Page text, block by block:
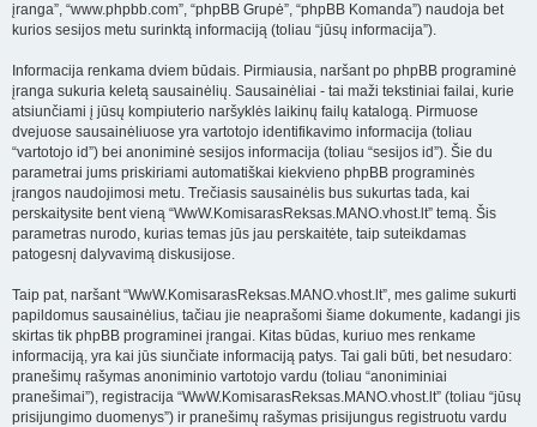
įranga”, “www.phpbb.com”, “phpBB Grupė”, “phpBB Komanda”) naudoja bet
kurios sesijos metu surinktą informaciją (toliau “jūsų informacija”).
Informacija renkama dviem būdais. Pirmiausia, naršant po phpBB programinė
įranga sukuria keletą sausainėlių. Sausainėliai - tai maži tekstiniai failai, kurie
atsiunčiami į jūsų kompiuterio naršyklės laikinų failų katalogą. Pirmuose
dvejuose sausainėliuose yra vartotojo identifikavimo informacija (toliau
“vartotojo id”) bei anoniminė sesijos informacija (toliau “sesijos id”). Šie du
parametrai jums priskiriami automatiškai kiekvieno phpBB programinės
įrangos naudojimosi metu. Trečiasis sausainėlis bus sukurtas tada, kai
perskaitysite bent vieną “WwW.KomisarasReksas.MANO.vhost.lt” temą. Šis
parametras nurodo, kurias temas jūs jau perskaitėte, taip suteikdamas
patogesnį dalyvavimą diskusijose.
Taip pat, naršant “WwW.KomisarasReksas.MANO.vhost.lt”, mes galime sukurti
papildomus sausainėlius, tačiau jie neaprašomi šiame dokumente, kadangi jis
skirtas tik phpBB programinei įrangai. Kitas būdas, kuriuo mes renkame
informaciją, yra kai jūs siunčiate informaciją patys. Tai gali būti, bet nesudaro:
pranešimų rašymas anoniminio vartotojo vardu (toliau “anoniminiai
pranešimai”), registracija “WwW.KomisarasReksas.MANO.vhost.lt” (toliau “jūsų
prisijungimo duomenys”) ir pranešimų rašymas prisijungus registruotu vardu